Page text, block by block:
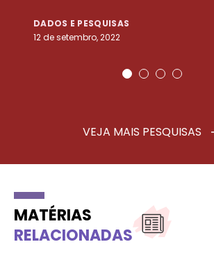
DADOS E PESQUISAS
12 de setembro, 2022
VEJA MAIS PESQUISAS
MATÉRIAS
RELACIONADAS